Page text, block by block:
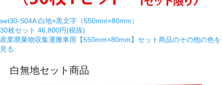
set30-S04A 白地×黒文字（550mm×80mm）
30枚セット 46,800円(税抜)
産業廃棄物収集運搬車用【550mm×80mm】セット商品のその他の色を
見る
白無地セット商品